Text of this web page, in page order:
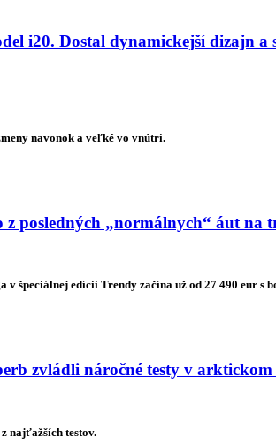
i20. Dostal dynamickejší dizajn
navonok a veľké vo vnútri.
posledných „normálnych“ áut na
v špeciálnej edícii Trendy začína už od 27 490 eur
zvládli náročné testy v
najťažších testov.